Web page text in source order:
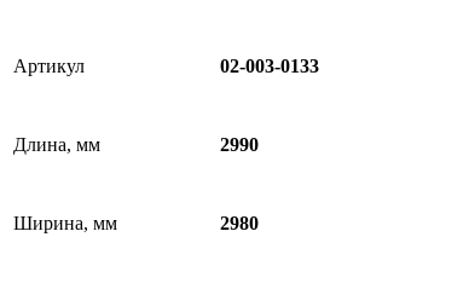
Артикул 02-003-0133
Длина, мм 2990
Ширина, мм 2980